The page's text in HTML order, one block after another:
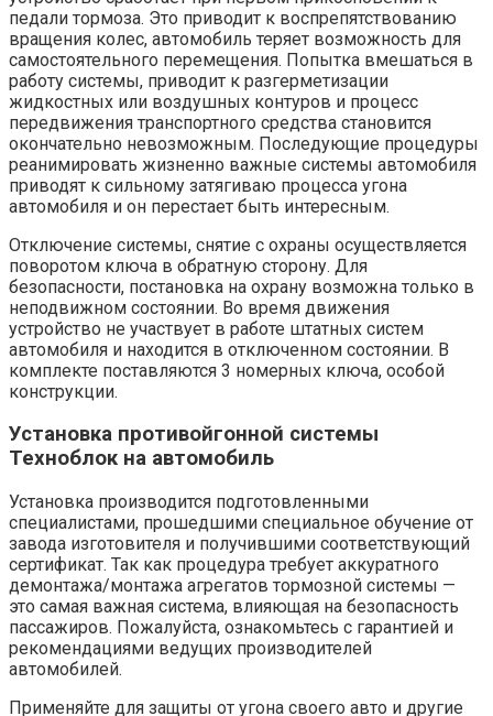
педали тормоза. Это приводит к воспрепятствованию
вращения колес, автомобиль теряет возможность для
самостоятельного перемещения. Попытка вмешаться в
работу системы, приводит к разгерметизации
жидкостных или воздушных контуров и процесс
передвижения транспортного средства становится
окончательно невозможным. Последующие процедуры
реанимировать жизненно важные системы автомобиля
приводят к сильному затягиваю процесса угона
автомобиля и он перестает быть интересным.
Отключение системы, снятие с охраны осуществляется
поворотом ключа в обратную сторону. Для
безопасности, постановка на охрану возможна только в
неподвижном состоянии. Во время движения
устройство не участвует в работе штатных систем
автомобиля и находится в отключенном состоянии. В
комплекте поставляются 3 номерных ключа, особой
конструкции.
Установка противойгонной системы
Техноблок на автомобиль
Установка производится подготовленными
специалистами, прошедшими специальное обучение от
завода изготовителя и получившими соответствующий
сертификат. Так как процедура требует аккуратного
демонтажа/монтажа агрегатов тормозной системы —
это самая важная система, влияющая на безопасность
пассажиров. Пожалуйста, ознакомьтесь с гарантией и
рекомендациями ведущих производителей
автомобилей.
Применяйте для защиты от угона своего авто и другие